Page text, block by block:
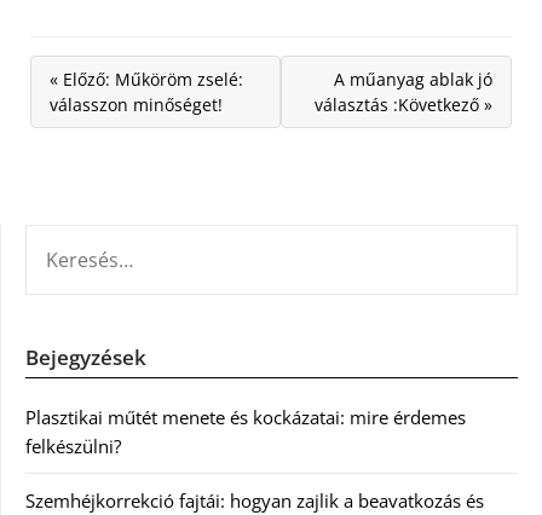
« Előző: Műköröm zselé:
válasszon minőséget!
A műanyag ablak jó
választás :Következő »
Bejegyzések
Plasztikai műtét menete és kockázatai: mire érdemes
felkészülni?
Szemhéjkorrekció fajtái: hogyan zajlik a beavatkozás és